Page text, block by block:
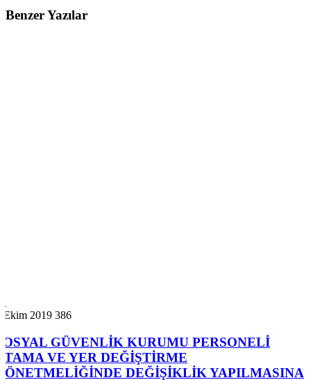
Benzer Yazılar
Ekim 2019 386
GÜVENLİK KURUMU PERSONELİ
VE YER DEĞİŞTİRME
DEĞİŞİKLİK YAPILMASINA